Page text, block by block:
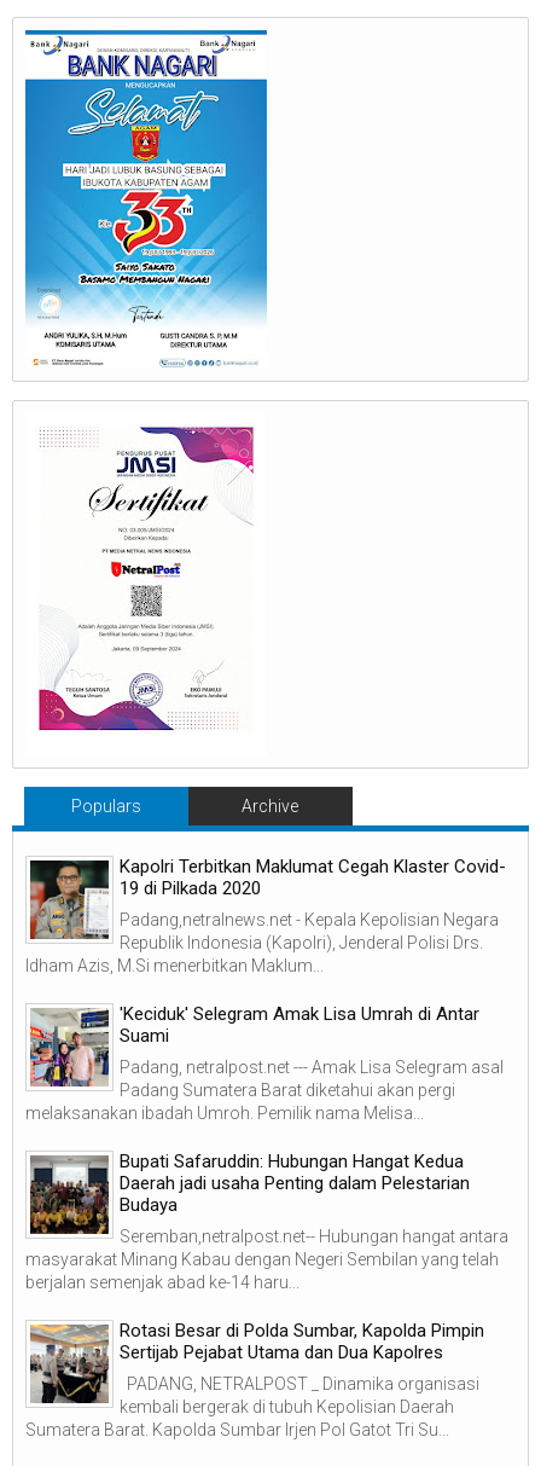
Populars Archive
Kapolri Terbitkan Maklumat Cegah Klaster Covid-
19 di Pilkada 2020
Padang,netralnews.net - Kepala Kepolisian Negara
Republik Indonesia (Kapolri), Jenderal Polisi Drs.
Idham Azis, M.Si menerbitkan Maklum...
'Keciduk' Selegram Amak Lisa Umrah di Antar
Suami
Padang, netralpost.net --- Amak Lisa Selegram asal
Padang Sumatera Barat diketahui akan pergi
melaksanakan ibadah Umroh. Pemilik nama Melisa...
Bupati Safaruddin: Hubungan Hangat Kedua
Daerah jadi usaha Penting dalam Pelestarian
Budaya
Seremban,netralpost.net-- Hubungan hangat antara
masyarakat Minang Kabau dengan Negeri Sembilan yang telah
berjalan semenjak abad ke-14 haru...
Rotasi Besar di Polda Sumbar, Kapolda Pimpin
Sertijab Pejabat Utama dan Dua Kapolres
PADANG, NETRALPOST _ Dinamika organisasi
kembali bergerak di tubuh Kepolisian Daerah
Sumatera Barat. Kapolda Sumbar Irjen Pol Gatot Tri Su...